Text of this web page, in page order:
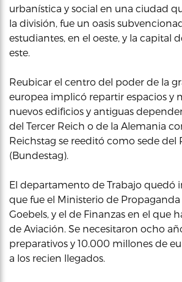
urbanística y social en una ciudad
la división, fue un oasis
estudiantes, en el oeste, y la capital
este.
Reubicar el centro del poder de la
europea implicó repartir espacios y
nuevos edificios y antiguas
del Tercer Reich o de la Alemania
Reichstag se reeditó como sede del
(Bundestag).
El departamento de Trabajo quedó
que fue el Ministerio de Propaganda
Goebels, y el de Finanzas en el que
de Aviación. Se necesitaron ocho
preparativos y 10.000 millones de
a los recien llegados.